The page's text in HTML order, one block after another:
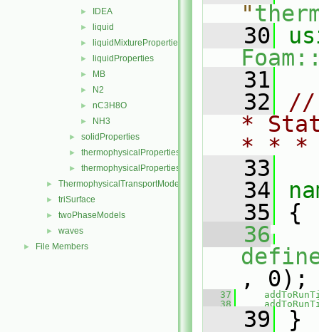
► IDEA
► liquid
► liquidMixtureProperties
► liquidProperties
► MB
► N2
► nC3H8O
► NH3
► solidProperties
► thermophysicalProperties
► thermophysicalPropertiesSelector
► ThermophysicalTransportModels
► triSurface
► twoPhaseModels
► waves
► File Members
"
   30
   31
   32
//
*
* *
   33
   34
   35
{
   36
, 0);
   37
   38
   39
}